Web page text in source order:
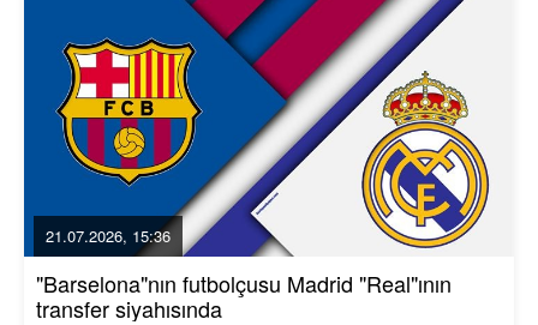
21.07.2026, 15:36
"Barselona"nın futbolçusu Madrid "Real"ının
transfer siyahısında